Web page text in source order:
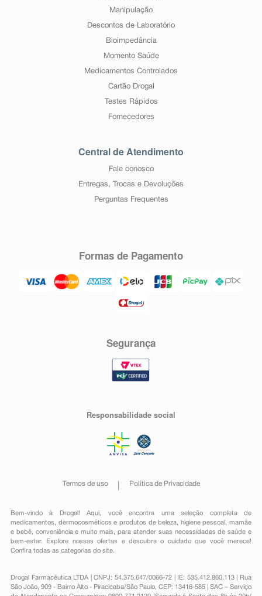
Manipulação
Descontos de Laboratório
Bioimpedância
Momento Saúde
Medicamentos Controlados
Cartão Drogal
Testes Rápidos
Fornecedores
Central de Atendimento
Fale conosco
Entregas, Trocas e Devoluções
Perguntas Frequentes
Formas de Pagamento
Segurança
Responsabilidade social
Termos de uso Política de Privacidade
Bem-vindo à Drogal! Aqui, você encontra uma seleção completa de
medicamentos , dermocosméticos e produtos de beleza, higiene pessoal ,mamãe
e bebê, conveniênciae muito mais, para atender suas necessidades de saúde e
bem-estar. Explore nossas ofertas e descubra o cuidado que você merece!
Confira todas as categorias do site.
Drogal Farmacêutica LTDA | CNPJ: 54.375.647/0066-72 | IE: 535.412.860.113 | Rua
São João, 909 - Bairro Alto - Piracicaba/São Paulo, CEP: 13416-585 | SAC – Serviço